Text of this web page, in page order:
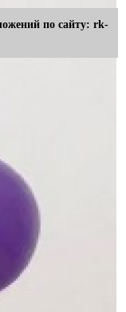
по сайту: rk-